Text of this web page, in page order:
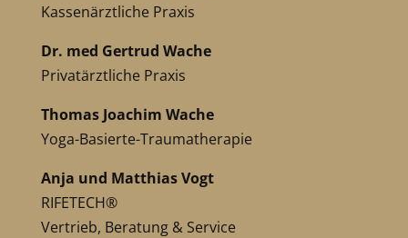
Kassenärztliche Praxis
Dr. med Gertrud Wache
Privatärztliche Praxis
Thomas Joachim Wache
Yoga-Basierte-Traumatherapie
Anja und Matthias Vogt
RIFETECH®
Vertrieb, Beratung & Service